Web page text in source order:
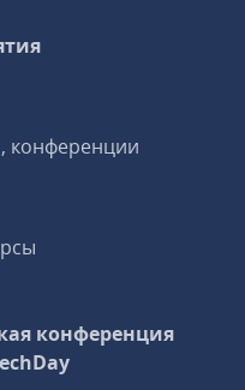
конференции
конференция